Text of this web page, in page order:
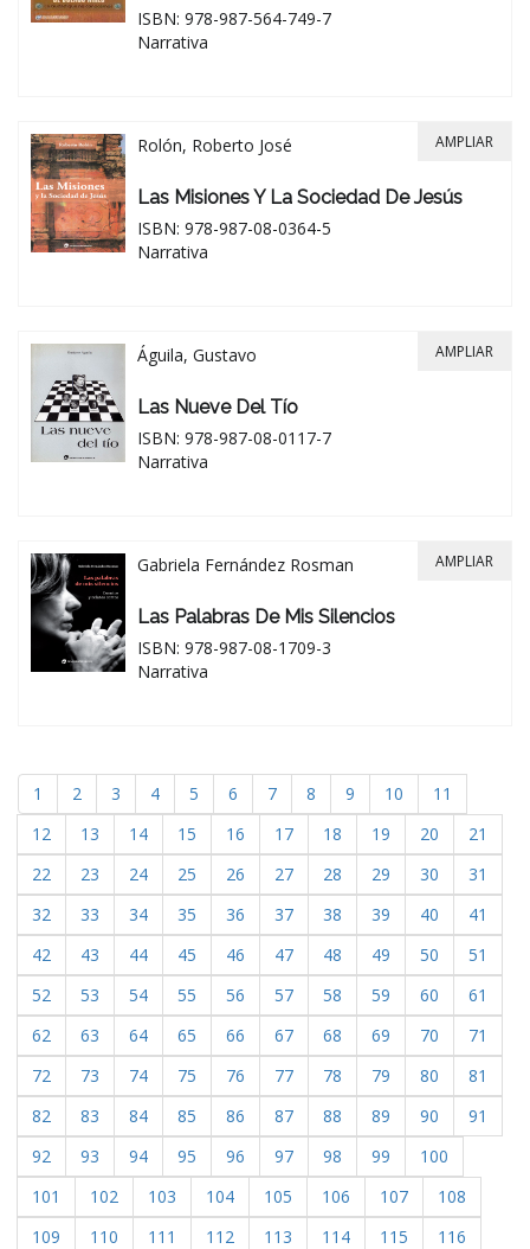
ISBN: 978-987-564-749-7
Narrativa
Rolón, Roberto José
Las Misiones Y La Sociedad De Jesús
ISBN: 978-987-08-0364-5
Narrativa
AMPLIAR
Águila, Gustavo
Las Nueve Del Tío
ISBN: 978-987-08-0117-7
Narrativa
AMPLIAR
Gabriela Fernández Rosman
Las Palabras De Mis Silencios
ISBN: 978-987-08-1709-3
Narrativa
AMPLIAR
1 2 3 4 5 6 7 8 9 10
11
12
13 14 15 16 17 18 19 20
21
22
23 24 25 26 27 28 29 30
31
32
33 34 35 36 37 38 39 40
41
42
43 44 45 46 47 48 49 50
51
52
53 54 55 56 57 58 59 60
61
62
63 64 65 66 67 68 69 70
71
72
73 74 75 76 77 78 79 80
81
82
83 84 85 86 87 88 89 90
91
92
93 94 95 96 97 98 99
100
101
102 103 104 105 106 107
108
109
110 111 112 113 114 115
116